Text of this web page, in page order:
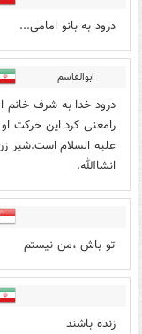
درود به بانو امامی...
ابوالقاسم
درود خدا به شرف
رامعنی کرد این حرکت
علیه السلام است.شیر
انشاالله.
تو باش ،من نیستم
زنده باشند